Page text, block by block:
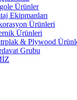
Ürünler
Ekipmanları
Ürünleri
Ürünleri
& Plywood
Grubu